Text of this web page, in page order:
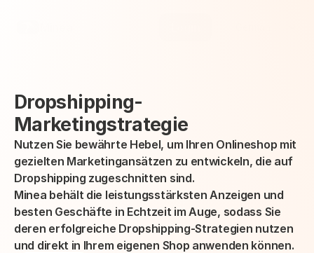
Dropshipping-
Marketingstrategie
Nutzen Sie bewährte Hebel, um Ihren Onlineshop mit
gezielten Marketingansätzen zu entwickeln, die auf
Dropshipping zugeschnitten sind.
Minea behält die leistungsstärksten Anzeigen und
besten Geschäfte in Echtzeit im Auge, sodass Sie
deren erfolgreiche Dropshipping-Strategien nutzen
und direkt in Ihrem eigenen Shop anwenden können.